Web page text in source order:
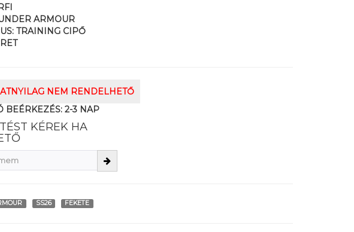
ARMOUR
TRAINING CIPŐ
NEM RENDELHETŐ
BEÉRKEZÉS: 2-3 NAP
KÉREK HA
SS26 FEKETE